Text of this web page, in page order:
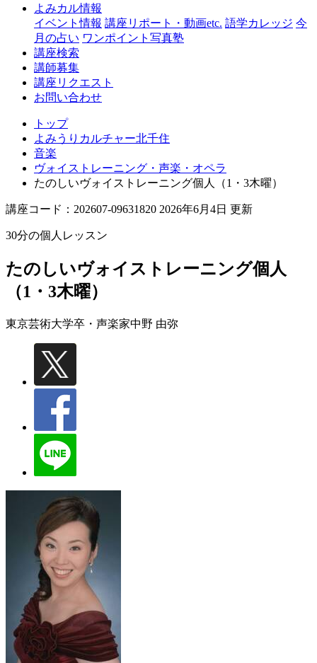
よみカル情報
イベント情報 講座リポート・動画etc. 語学カレッジ 今
月の占い ワンポイント写真塾
講座検索
講師募集
講座リクエスト
お問い合わせ
トップ
よみうりカルチャー北千住
音楽
ヴォイストレーニング・声楽・オペラ
たのしいヴォイストレーニング個人（1・3木曜）
講座コード：202607-09631820 2026年6月4日 更新
30分の個人レッスン
たのしいヴォイストレーニング個人
（1・3木曜）
東京芸術大学卒・声楽家中野 由弥